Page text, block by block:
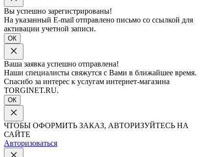
Вы успешно зарегистрированы!
На указанный E-mail отправлено письмо со ссылкой для
активации учетной записи.
ОК
Ваша заявка успешно отправлена!
Наши специалисты свяжутся с Вами в ближайшее время.
Спасибо за интерес к услугам интернет-магазина
TORGINET.RU.
ОК
ЧТОБЫ ОФОРМИТЬ ЗАКАЗ, АВТОРИЗУЙТЕСЬ НА
САЙТЕ
Авторизоваться